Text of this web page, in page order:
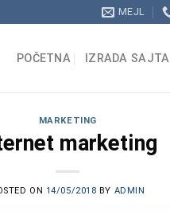
MEJL
POČETNA IZRADA SAJTA
MARKETING
marketing
ON 14/05/2018 BY ADMIN